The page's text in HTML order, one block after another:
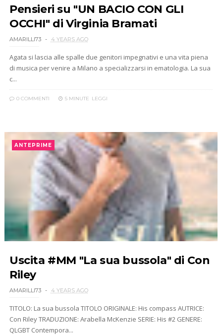
Pensieri su "UN BACIO CON GLI
OCCHI" di Virginia Bramati
AMARILLI73 4 YEARS AGO
Agata si lascia alle spalle due genitori impegnativi e una vita piena
di musica per venire a Milano a specializzarsi in ematologia. La sua
c...
0 COMMENTI 5 MINUTE LEGGI
ANTEPRIME
Uscita #MM "La sua bussola" di Con
Riley
AMARILLI73 4 YEARS AGO
TITOLO: La sua bussola TITOLO ORIGINALE: His compass AUTRICE:
Con Riley TRADUZIONE: Arabella McKenzie SERIE: His #2 GENERE:
QLGBT Contempora...